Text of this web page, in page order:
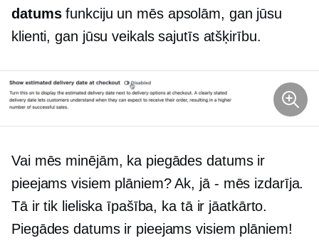
datumsfunkciju un mēs apsolām, gan jūsu
klienti, gan jūsu veikals sajutīs atšķirību.
Vai mēs minējām, ka piegādes datums ir
pieejams visiem plāniem? Ak, jā - mēs izdarīja.
Tā ir tik lieliska īpašība, ka tā ir jāatkārto.
Piegādes datums ir pieejams visiem plāniem!